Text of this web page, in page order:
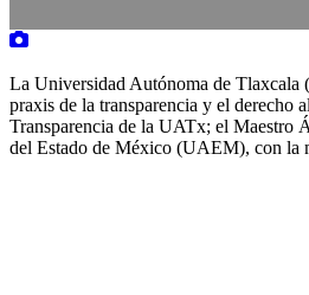
La Universidad Autónoma de Tlaxcala
praxis de la transparencia y el derecho
Transparencia de la UATx; el Maestro
del Estado de México (UAEM), con la